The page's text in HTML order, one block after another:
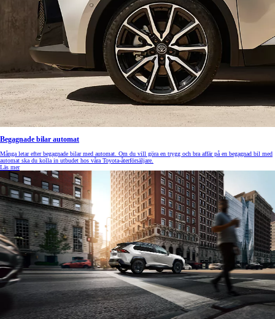
Begagnade bilar automat
Många letar efter begagnade bilar med automat. Om du vill göra en trygg och bra affär på en begagnad bil med
automat ska du kolla in utbudet hos våra Toyota-återförsäljare.
Läs mer